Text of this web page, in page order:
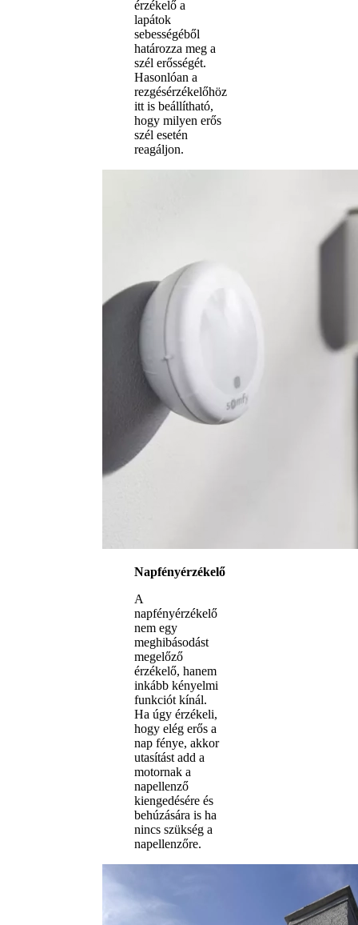
érzékelő a
lapátok
sebességéből
határozza meg a
szél erősségét.
Hasonlóan a
rezgésérzékelőhöz
itt is beállítható,
hogy milyen erős
szél esetén
reagáljon.
Napfényérzékelő
A
napfényérzékelő
nem egy
meghibásodást
megelőző
érzékelő, hanem
inkább kényelmi
funkciót kínál.
Ha úgy érzékeli,
hogy elég erős a
nap fénye, akkor
utasítást add a
motornak a
napellenző
kiengedésére és
behúzására is ha
nincs szükség a
napellenzőre.